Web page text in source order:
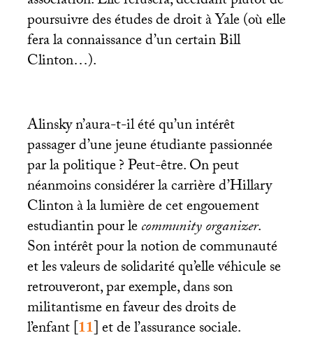
poursuivre des études de droit à Yale (où elle
fera la connaissance d’un certain Bill
Clinton…).
Alinsky n’aura-t-il été qu’un intérêt
passager d’une jeune étudiante passionnée
par la politique? Peut-être. On peut
néanmoins considérer la carrière d’Hillary
Clinton à la lumière de cet engouement
estudiantin pour lecommunity organizer.
Son intérêt pour la notion de communauté
et les valeurs de solidarité qu’elle véhicule se
retrouveront, par exemple, dans son
militantisme en faveur des droits de
l’enfant[11]et de l’assurance sociale.